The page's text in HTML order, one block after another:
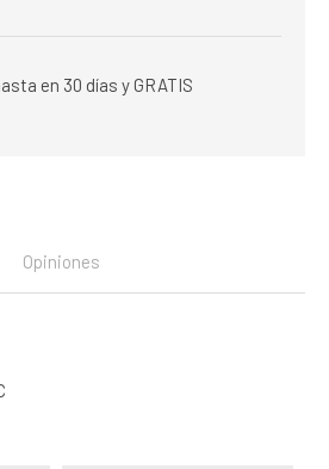
en 30 días y GRATIS
Opiniones